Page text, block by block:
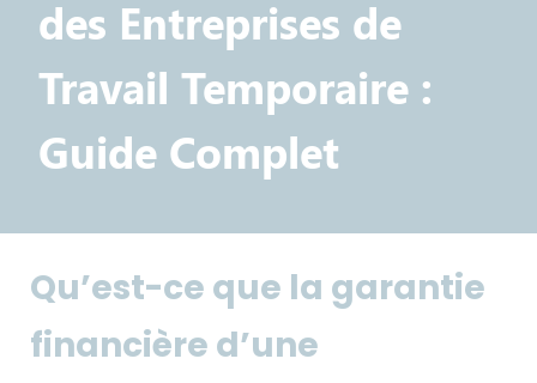
des Entreprises de
Travail Temporaire :
Guide Complet
Qu’est-ce que la garantie
financière d’une